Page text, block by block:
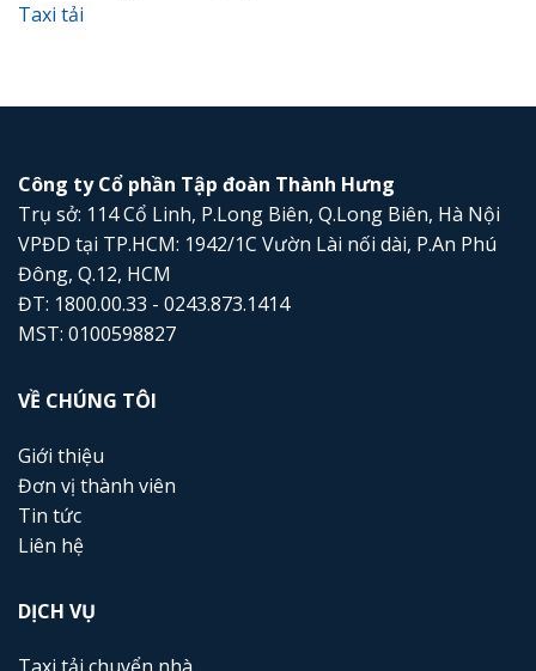
Taxi tải
Công ty Cổ phần Tập đoàn Thành Hưng
Trụ sở: 114 Cổ Linh, P.Long Biên, Q.Long Biên, Hà Nội
VPĐD tại TP.HCM: 1942/1C Vườn Lài nối dài, P.An Phú
Đông, Q.12, HCM
ĐT: 1800.00.33 - 0243.873.1414
MST: 0100598827
VỀ CHÚNG TÔI
Giới thiệu
Đơn vị thành viên
Tin tức
Liên hệ
DỊCH VỤ